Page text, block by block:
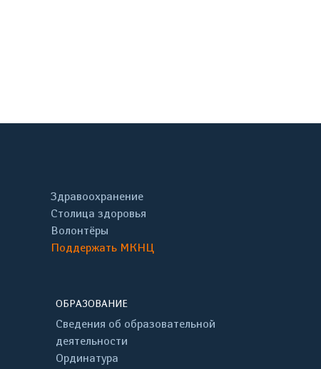
Здравоохранение
Столица здоровья
Волонтёры
Поддержать МКНЦ
ОБРАЗОВАНИЕ
Сведения об образовательной
деятельности
Ординатура